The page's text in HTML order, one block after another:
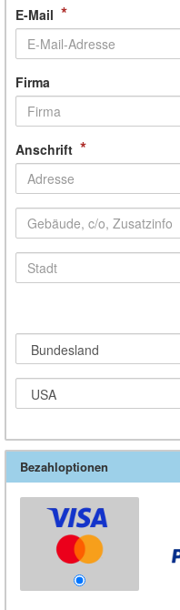
E-Mail *
Firma
Anschrift *
Bezahloptionen